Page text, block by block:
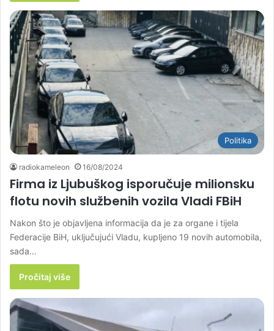
Politika
radiokameleon 16/08/2024
Firma iz Ljubuškog isporučuje milionsku
flotu novih službenih vozila Vladi FBiH
Nakon što je objavljena informacija da je za organe i tijela
Federacije BiH, uključujući Vladu, kupljeno 19 novih automobila,
sada…
Pročitaj više